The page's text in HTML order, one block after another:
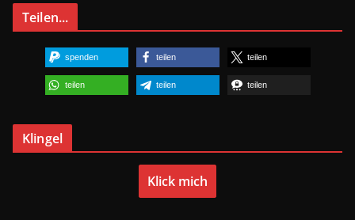
Teilen...
spenden teilen teilen
teilen teilen teilen
Klingel
Klick mich